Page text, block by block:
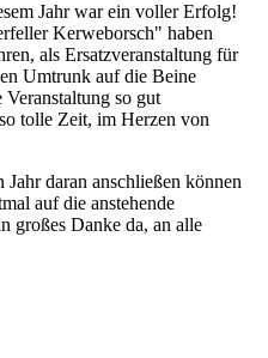
Jahr war ein voller Erfolg!
Kerweborsch" haben
als Ersatzveranstaltung für
Umtrunk auf die Beine
Veranstaltung so gut
tolle Zeit, im Herzen von
daran anschließen können
auf die anstehende
großes Danke da, an alle